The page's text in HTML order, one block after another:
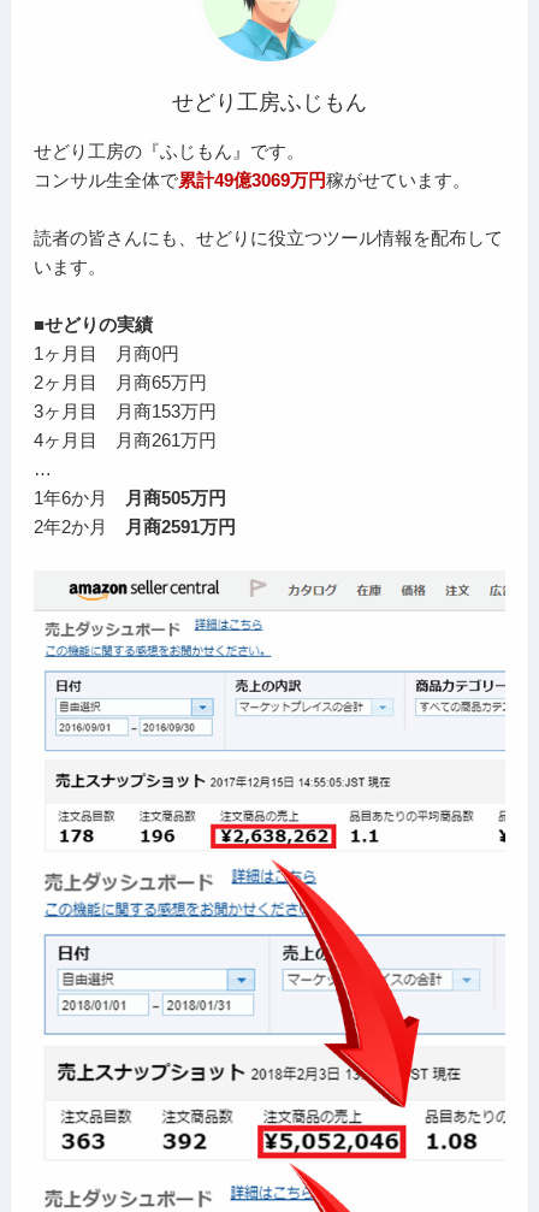
せどり工房ふじもん
せどり工房の『ふじもん』です。
コンサル生全体で累計49億3069万円稼がせています。
読者の皆さんにも、せどりに役立つツール情報を配布して
います。
■せどりの実績
1ヶ月目 月商0円
2ヶ月目 月商65万円
3ヶ月目 月商153万円
4ヶ月目 月商261万円
…
1年6か月
月商505万円
2年2か月
月商2591万円